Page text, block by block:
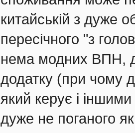
китайській з дуже
пересічного "з
нема модних ВПН,
додатку (при чому
який керує і
дуже не поганого